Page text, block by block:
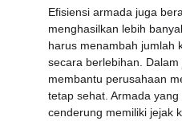
Efisiensi armada juga
menghasilkan lebih
harus menambah jumlah
secara berlebihan.
membantu perusahaan
tetap sehat. Armada
cenderung memiliki jejak